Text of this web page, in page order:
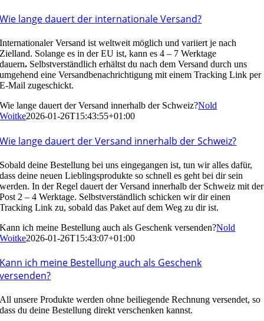
Wie lange dauert der internationale Versand?
Internationaler Versand ist weltweit möglich und variiert je nach
Zielland. Solange es in der EU ist, kann es 4 – 7 Werktage
dauern. Selbstverständlich erhältst du nach dem Versand durch uns
umgehend eine Versandbenachrichtigung mit einem Tracking Link per
E-Mail zugeschickt.
Wie lange dauert der Versand innerhalb der Schweiz?Nold
Woitke2026-01-26T15:43:55+01:00
Wie lange dauert der Versand innerhalb der Schweiz?
Sobald deine Bestellung bei uns eingegangen ist, tun wir alles dafür,
dass deine neuen Lieblingsprodukte so schnell es geht bei dir sein
werden. In der Regel dauert der Versand innerhalb der Schweiz mit der
Post 2 – 4 Werktage. Selbstverständlich schicken wir dir einen
Tracking Link zu, sobald das Paket auf dem Weg zu dir ist.
Kann ich meine Bestellung auch als Geschenk versenden?Nold
Woitke2026-01-26T15:43:07+01:00
Kann ich meine Bestellung auch als Geschenk
versenden?
All unsere Produkte werden ohne beiliegende Rechnung versendet, so
dass du deine Bestellung direkt verschenken kannst.